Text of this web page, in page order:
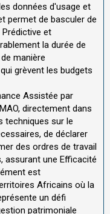
données d'usage et
permet de basculer de
et
la durée de
manière
grèvent les budgets
Assistée par
directement dans
techniques sur le
de déclarer
des ordres de travail
assurant une Efficacité
est
Africains où la
un défi
patrimoniale